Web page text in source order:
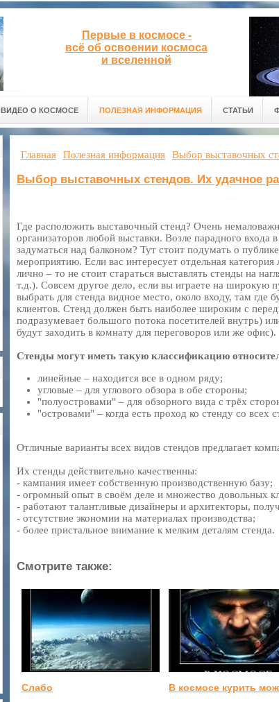
Первые в космосе -
всё об освоении космоса
и вселенной
ВИДЕО О КОСМОСЕ ПОЛЕЗНАЯ ИНФОРМАЦИЯ СТАТЬИ
Главная Полезная информация Выбор выставочных
Выбор выставочных стендов. Их удачное
Где расположить выставочный стенд? Очень
организаторов любой выставки. Возле парадного
задуматься над балконом? Тут стоит подумать о
мероприятию. Если вас интересует отдельная
лично – то не стоит стараться выставлять стенды на
т.д.). Совсем другое дело, если вы играете на широкую
выбрать для стенда видное место, около входу, там где
клиентов. Стенд должен быть наиболее широким с
подразумевает большого потока посетителей внутрь)
будут заходить в комнату для переговоров или же офис).
Стенды могут иметь такую классификацию
линейные – находится все в одном ряду;
угловые – для углового обзора в обе стороны;
"полуостровами" – для обзорного вида с трёх
"островами" – когда есть проход ко стенду со всех
Отличные варианты всех видов стендов предлагает
Их стенды действительно качественны:
- кампания имеет собственную производственную базу;
- огромный опыт в своём деле и множество довольных
- работают талантливые дизайнеры и архитекторы,
- отсутствие экономии на материалах производства;
- более пристальное внимание к мелким деталям стенда.
Смотрите также:
Слабо В космосе курить